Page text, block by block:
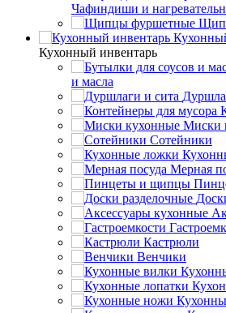
Чафиндиши и
Кухонный инвентарь
и масла
Миски
Сотейники
Мерная
Кастрюли
Венчики